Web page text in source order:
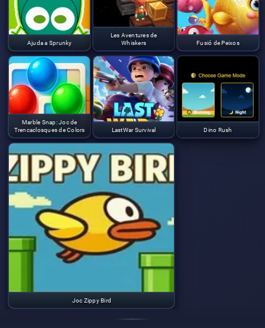
Ajuda a Sprunky
Les Aventures de
Whiskers
Fusió de Peixos
Marble Snap: Joc de
Trencaclosques de Colors
LastWar Survival Dino Rush
Joc Zippy Bird